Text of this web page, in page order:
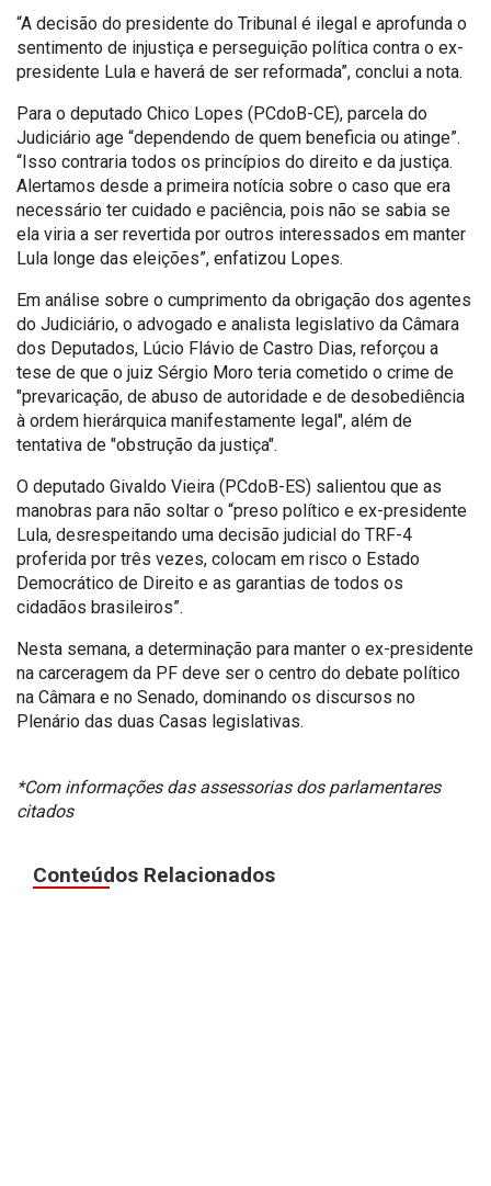
“A decisão do presidente do Tribunal é ilegal e aprofunda o
sentimento de injustiça e perseguição política contra o ex-
presidente Lula e haverá de ser reformada”, conclui a nota.
Para o deputado Chico Lopes (PCdoB-CE), parcela do
Judiciário age “dependendo de quem beneficia ou atinge”.
“Isso contraria todos os princípios do direito e da justiça.
Alertamos desde a primeira notícia sobre o caso que era
necessário ter cuidado e paciência, pois não se sabia se
ela viria a ser revertida por outros interessados em manter
Lula longe das eleições”, enfatizou Lopes.
Em análise sobre o cumprimento da obrigação dos agentes
do Judiciário, o advogado e analista legislativo da Câmara
dos Deputados, Lúcio Flávio de Castro Dias, reforçou a
tese de que o juiz Sérgio Moro teria cometido o crime de
"prevaricação, de abuso de autoridade e de desobediência
à ordem hierárquica manifestamente legal", além de
tentativa de "obstrução da justiça".
O deputado Givaldo Vieira (PCdoB-ES) salientou que as
manobras para não soltar o “preso político e ex-presidente
Lula, desrespeitando uma decisão judicial do TRF-4
proferida por três vezes, colocam em risco o Estado
Democrático de Direito e as garantias de todos os
cidadãos brasileiros”.
Nesta semana, a determinação para manter o ex-presidente
na carceragem da PF deve ser o centro do debate político
na Câmara e no Senado, dominando os discursos no
Plenário das duas Casas legislativas.
*Com informações das assessorias dos parlamentares
citados
Conteúdos Relacionados